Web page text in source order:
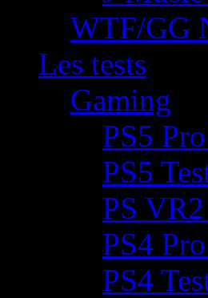
WTF/GG
Les tests
Gaming
PS5
PS5
PS VR2
PS4
PS4